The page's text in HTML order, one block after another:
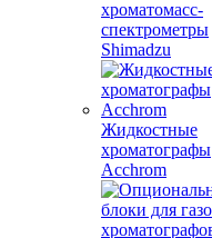
хроматомасс-
спектрометры
Shimadzu
Жидкостные
хроматографы
Acchrom